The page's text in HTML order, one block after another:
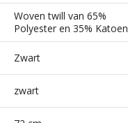
Woven twill van 65%
Polyester en 35% Katoen
Zwart
zwart